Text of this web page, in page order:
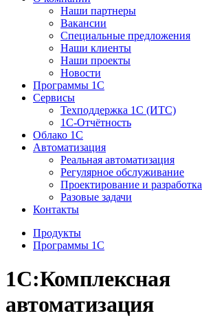
Наши партнеры
Вакансии
Специальные предложения
Наши клиенты
Наши проекты
Новости
Программы 1С
Сервисы
Техподдержка 1С (ИТС)
1С-Отчётность
Облако 1С
Автоматизация
Реальная автоматизация
Регулярное обслуживание
Проектирование и разработка
Разовые задачи
Контакты
Продукты
Программы 1С
1С:Комплексная
автоматизация